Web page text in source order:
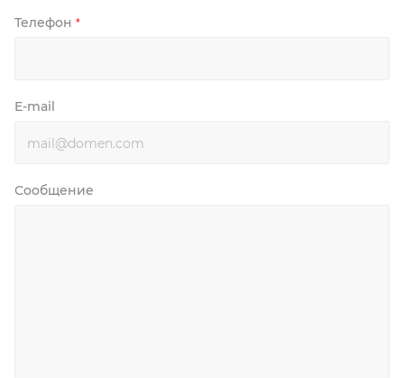
Телефон *
E-mail
Сообщение